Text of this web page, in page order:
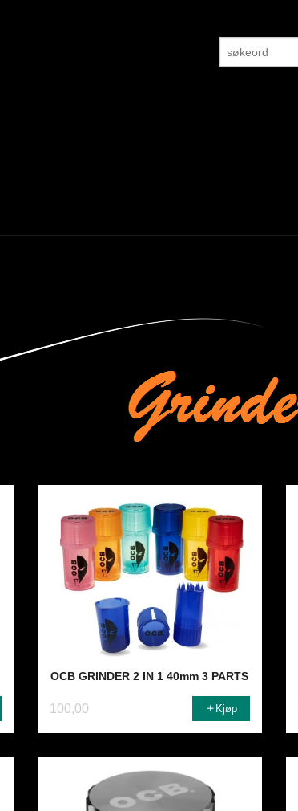
OCB GRINDER 2 IN 1 40mm 3 PARTS
100,00 Kjøp